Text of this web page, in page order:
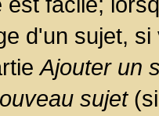
d'un sujet,
Ajouter un
sujet(si